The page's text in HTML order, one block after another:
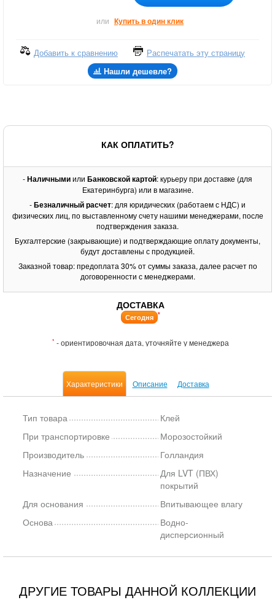
или Купить в один клик
Добавить к сравнению
Распечатать эту страницу
Нашли дешевле?
КАК ОПЛАТИТЬ?
-Наличнымиили Банковской картой: курьеру при доставке (для
Екатеринбурга) или в магазине.
-Безналичный расчет: для юридических (работаем с НДС) и
физических лиц, по выставленному счету нашими менеджерами, после
подтверждения заказа.
Бухгалтерские (закрывающие) и подтверждающие оплату документы,
будут доставлены с продукцией.
Заказной товар: предоплата 30% от суммы заказа, далее расчет по
договоренности с менеджерами.
ДОСТАВКА
Сегодня *
* - ориентировочная дата, уточняйте у менеджера
Характеристики Описание Доставка
Тип товара
Клей
При транспортировке
Морозостойкий
Производитель
Голландия
Назначение
Для LVT (ПВХ)
покрытий
Для основания
Впитывающее влагу
Основа
Водно-
дисперсионный
ДРУГИЕ ТОВАРЫ ДАННОЙ КОЛЛЕКЦИИ